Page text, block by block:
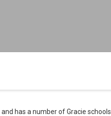
has a number of Gracie schools